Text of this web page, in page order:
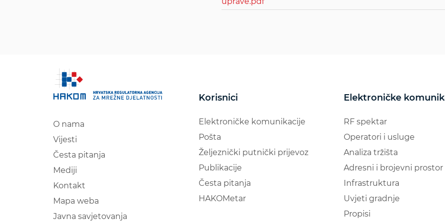
O nama
Vijesti
Česta pitanja
Mediji
Kontakt
Mapa weba
Javna savjetovanja
Korisnici
Elektroničke komunikacije
Pošta
Željeznički putnički prijevoz
Publikacije
Česta pitanja
HAKOMetar
Elektroničke
RF spektar
Operatori i usluge
Analiza tržišta
Adresni i brojevni prostor
Infrastruktura
Uvjeti gradnje
Propisi